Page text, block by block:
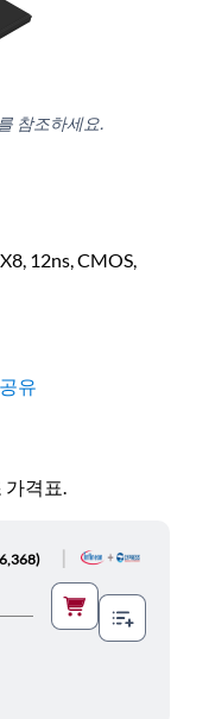
참조하세요.
12ns, CMOS,
유
가격표.
)